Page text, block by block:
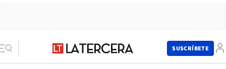
SUSCRÍBETE